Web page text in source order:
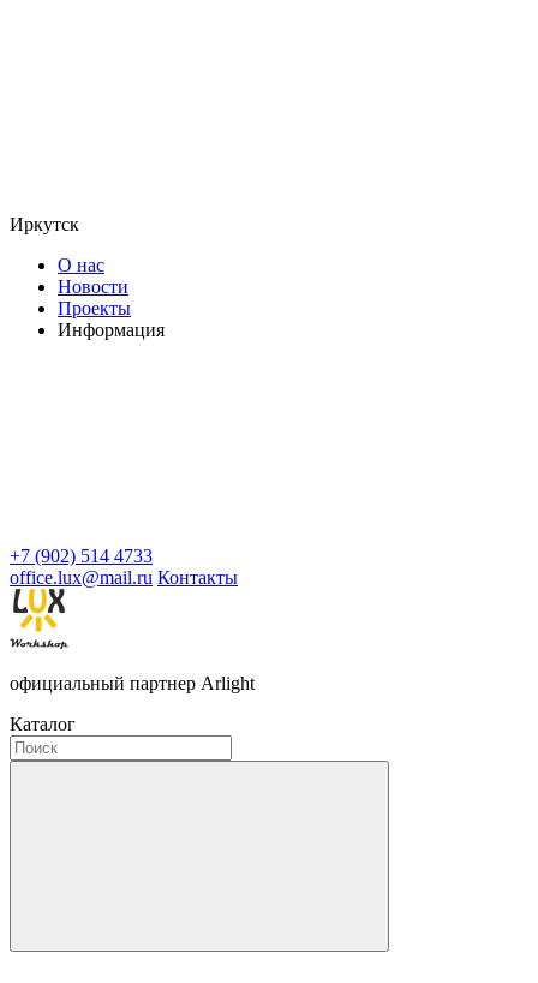
Иркутск
О нас
Новости
Проекты
Информация
+7 (902) 514 4733
office.lux@mail.ru Контакты
официальный партнер Arlight
Каталог